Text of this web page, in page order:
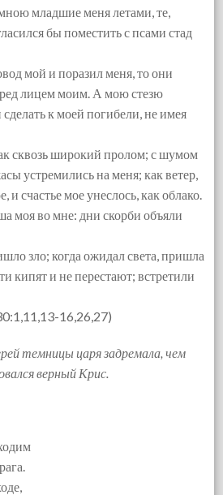
младшие меня летами, те,
бы поместить с псами стад
мой и поразил меня, то они
лицем моим. А мою стезю
к моей погибели, не имея
сквозь широкий пролом; с шумом
устремились на меня; как ветер,
и счастье мое унеслось, как облако.
моя во мне: дни скорби объяли
зло; когда ожидал света, пришла
кипят и не перестают; встретили
16,26,27)
темницы царя задремала, чем
верный Крис.